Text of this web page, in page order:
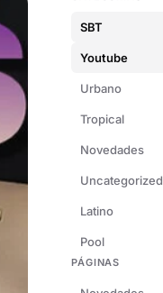
SBT
Youtube
Urbano
Tropical
Novedades
Uncategorized
Latino
Pool
PÁGINAS